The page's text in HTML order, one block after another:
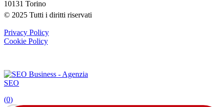
10131 Torino
© 2025 Tutti i diritti riservati
Privacy Policy
Cookie Policy
(0)